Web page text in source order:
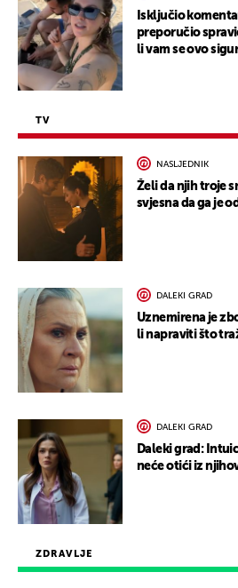
ZDRAVLJE
Isključio
preporučio
li vam se ovo
TV
NASLJEDNIK
Želi da njih troje
svjesna da ga je
DALEKI GRAD
Uznemirena je
li napraviti što
DALEKI GRAD
Daleki grad:
neće otići iz